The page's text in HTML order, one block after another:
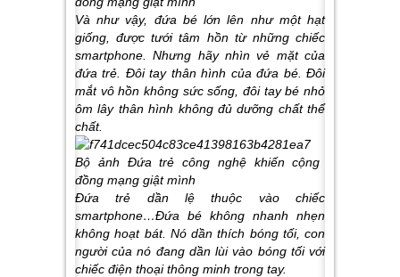
Và như vậy, đứa bé lớn lên như một hạt
giống, được tưới tâm hồn từ những chiếc
smartphone. Nhưng hãy nhìn vẻ mặt của
đứa trẻ. Đôi tay thân hình của đứa bé. Đôi
mắt vô hồn không sức sống, đôi tay bé nhỏ
ôm lây thân hình không đủ dưỡng chất thể
chất.
Đứa trẻ dần lệ thuộc vào chiếc
smartphone…Đứa bé không nhanh nhẹn
không hoạt bát. Nó dần thích bóng tối, con
người của nó đang dần lùi vào bóng tối với
chiếc điện thoại thông minh trong tay.